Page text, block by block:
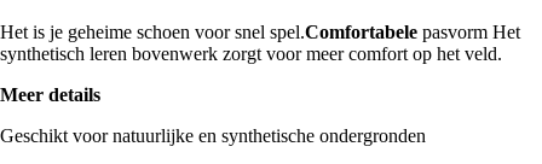
Het is je geheime schoen voor snel spel.Comfortabele pasvorm Het
synthetisch leren bovenwerk zorgt voor meer comfort op het veld.
Meer details
Geschikt voor natuurlijke en synthetische ondergronden